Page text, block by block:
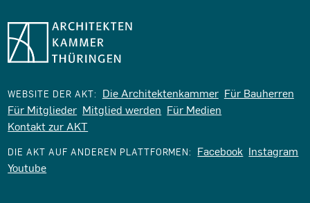
WEBSITE DER AKT: Die Architektenkammer Für Bauherren
Für Mitglieder Mitglied werden Für Medien
Kontakt zur AKT
DIE AKT AUF ANDEREN PLATTFORMEN: Facebook Instagram
Youtube